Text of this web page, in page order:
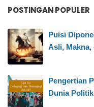
POSTINGAN POPULER
Puisi
Asli, Makna,
Pengertian
Dunia Politik